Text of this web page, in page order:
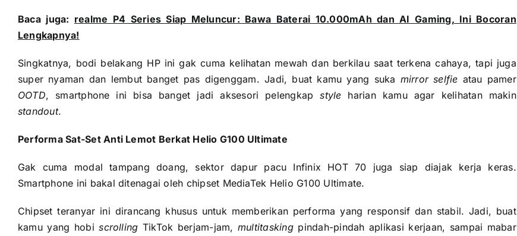
Baca juga: realme P4 Series Siap Meluncur: Bawa Baterai 10.000mAh dan AI Gaming, Ini Bocoran
Lengkapnya!
Singkatnya, bodi belakang HP ini gak cuma kelihatan mewah dan berkilau saat terkena cahaya, tapi juga
super nyaman dan lembut banget pas digenggam. Jadi, buat kamu yang suka mirror selfie atau pamer
OOTD, smartphone ini bisa banget jadi aksesori pelengkapstyle harian kamu agar kelihatan makin
standout.
Performa Sat-Set Anti Lemot Berkat Helio G100 Ultimate
Gak cuma modal tampang doang, sektor dapur pacu Infinix HOT 70 juga siap diajak kerja keras.
Smartphone ini bakal ditenagai oleh chipset MediaTek Helio G100 Ultimate.
Chipset teranyar ini dirancang khusus untuk memberikan performa yang responsif dan stabil. Jadi, buat
kamu yang hobiscrolling TikTok berjam-jam, multitaskingpindah-pindah aplikasi kerjaan, sampai mabar